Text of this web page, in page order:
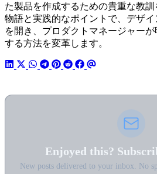
た製品を作成するための貴重な教
物語と実践的なポイントで、デザ
を開き、プロダクトマネージャー
する方法を変革します。
Enjoyed this?
New posts delivered to your inbox. No